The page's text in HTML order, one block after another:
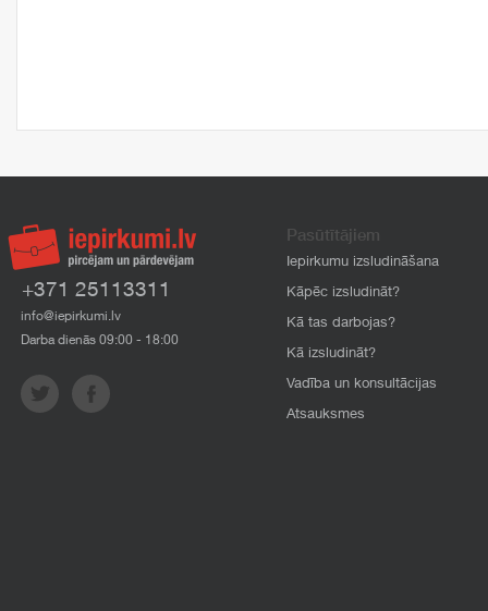
+371 25113311
info@iepirkumi.lv
Darba dienās 09:00 - 18:00
Pasūtītājiem
Iepirkumu izsludināšana
Kāpēc izsludināt?
Kā tas darbojas?
Kā izsludināt?
Vadība un konsultācijas
Atsauksmes